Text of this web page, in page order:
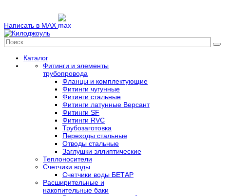
Написать в MAX
Каталог
Фитинги и элементы
трубопровода
Фланцы и комплектующие
Фитинги чугунные
Фитинги стальные
Фитинги латунные Версант
Фитинги SF
Фитинги RVC
Трубозаготовка
Переходы стальные
Отводы стальные
Заглушки эллиптические
Теплоносители
Счетчики воды
Счетчики воды БЕТАР
Расширительные и
накопительные баки